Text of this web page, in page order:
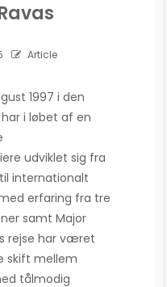
Article
1997 i den
i løbet af en
udviklet sig fra
internationalt
erfaring fra tre
samt Major
rejse har været
skift mellem
tålmodig